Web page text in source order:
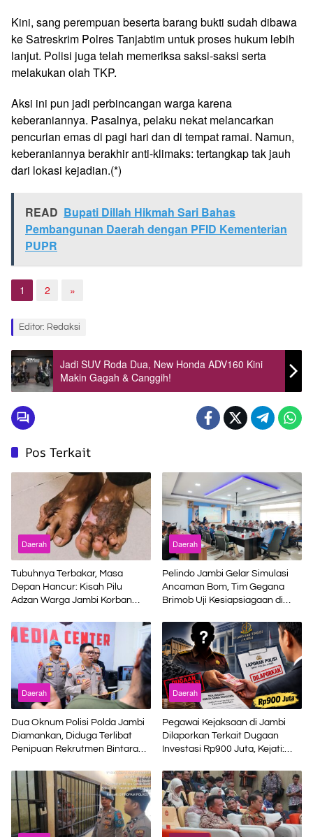
Kini, sang perempuan beserta barang bukti sudah dibawa
ke Satreskrim Polres Tanjabtim untuk proses hukum lebih
lanjut. Polisi juga telah memeriksa saksi-saksi serta
melakukan olah TKP.
Aksi ini pun jadi perbincangan warga karena
keberaniannya. Pasalnya, pelaku nekat melancarkan
pencurian emas di pagi hari dan di tempat ramai. Namun,
keberaniannya berakhir anti-klimaks: tertangkap tak jauh
dari lokasi kejadian.(*)
READ Bupati Dillah Hikmah Sari Bahas
Pembangunan Daerah dengan PFID Kementerian
PUPR
1 2 »
Editor: Redaksi
Jadi SUV Roda Dua, New Honda ADV160 Kini
Makin Gagah & Canggih!
Pos Terkait
Daerah
Tubuhnya Terbakar, Masa
Depan Hancur: Kisah Pilu
Adzan Warga Jambi Korban
Daerah
Pelindo Jambi Gelar Simulasi
Ancaman Bom, Tim Gegana
Brimob Uji Kesiapsiagaan di
Daerah
Dua Oknum Polisi Polda Jambi
Diamankan, Diduga Terlibat
Penipuan Rekrutmen Bintara
Daerah
Pegawai Kejaksaan di Jambi
Dilaporkan Terkait Dugaan
Investasi Rp900 Juta, Kejati: